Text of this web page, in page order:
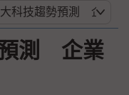
預測 企業